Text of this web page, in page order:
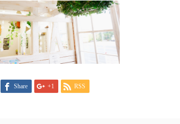
Share +1 RSS